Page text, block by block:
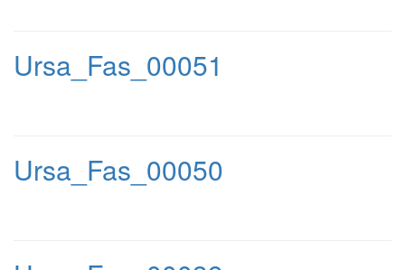
Ursa_Fas_00051
Ursa_Fas_00050